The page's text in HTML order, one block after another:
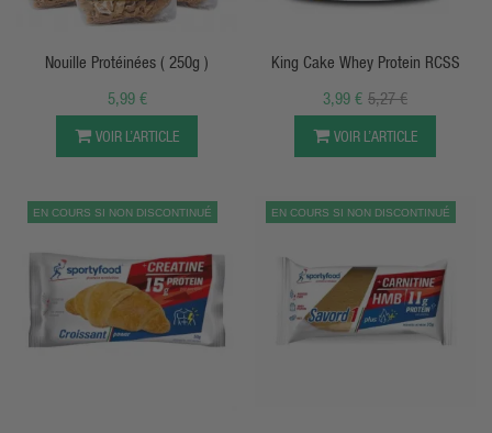
EXCLUSIVITÉ
APERÇU RAPIDE
Nouille Protéinées ( 250g )
5,99 €
VOIR L’ARTICLE
APERÇU RAPIDE
King Cake Whey Protein RCSS
5,27 €
3,99 €
VOIR L’ARTICLE
EN COURS SI NON DISCONTINUÉ EN COURS SI NON DISCONTINUÉ